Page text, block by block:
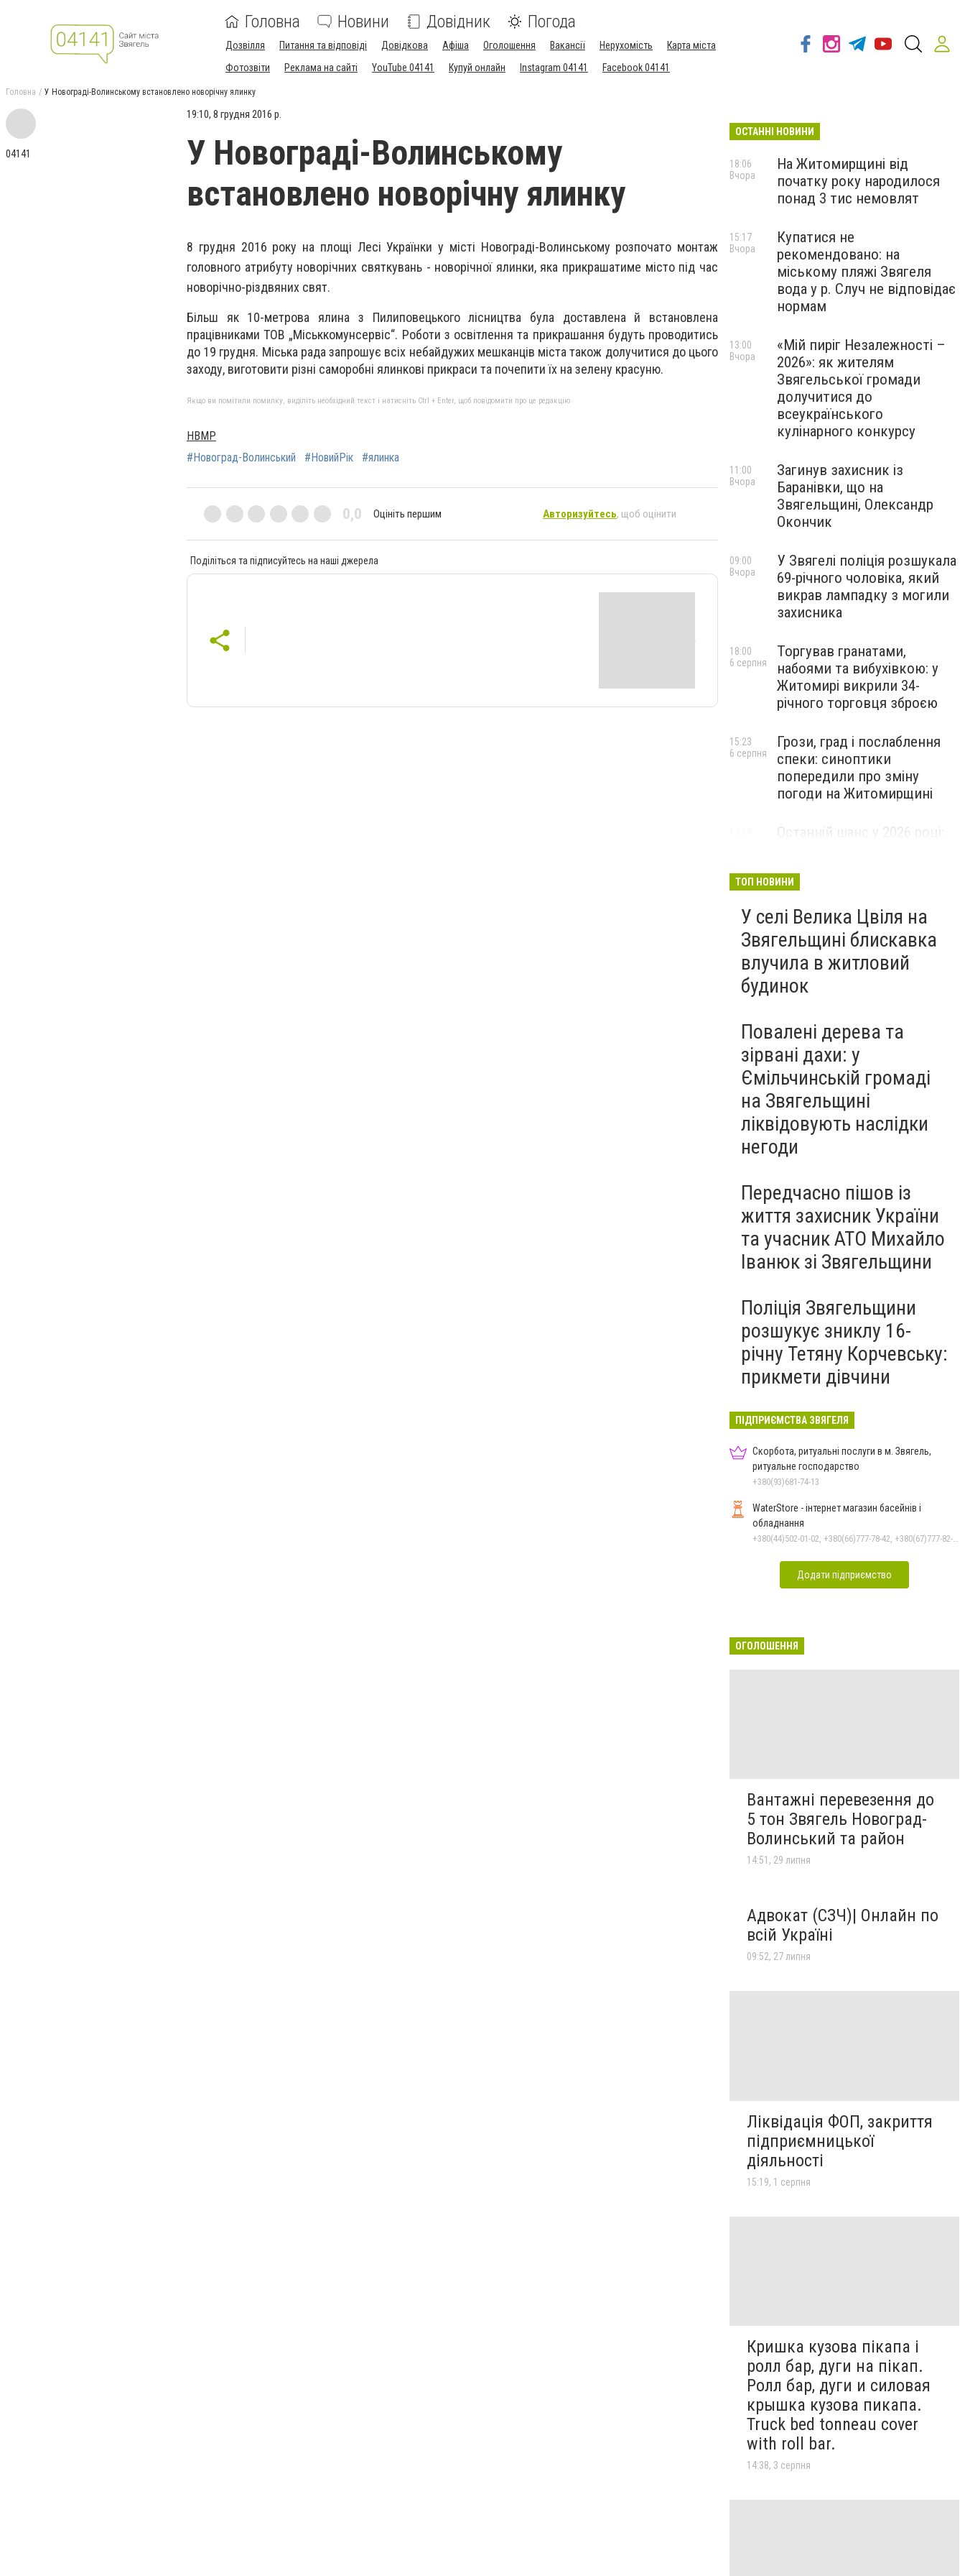
Головна Новини Довідник Погода
Дозвілля Питання та відповіді Довідкова Афіша Оголошення Вакансії Нерухомість
Карта міста
Фотозвіти
Реклама на сайті YouTube 04141 Купуй онлайн Instagram 04141 Facebook 04141
Головна У Новограді-Волинському встановлено новорічну ялинку
04141
19:10, 8 грудня 2016 р.
У Новограді-Волинському
встановлено новорічну ялинку
8 грудня 2016 року на площі Лесі Українки у місті Новограді-Волинському розпочато монтаж
головного атрибуту новорічних святкувань - новорічної ялинки, яка прикрашатиме місто під час
новорічно-різдвяних свят.
Більш як 10-метрова ялина з Пилиповецького лісництва була доставлена й встановлена
працівниками ТОВ „Міськкомунсервіс“. Роботи з освітлення та прикрашання будуть проводитись
до 19 грудня. Міська рада запрошує всіх небайдужих мешканців міста також долучитися до цього
заходу, виготовити різні саморобні ялинкові прикраси та почепити їх на зелену красуню.
Якщо ви помітили помилку, виділіть необхідний текст і натисніть Ctrl + Enter, щоб повідомити про це редакцію
НВМР
#Новоград-Волинський
#НовийРік #ялинка
0,0 Оцініть першим Авторизуйтесь, щоб оцінити
Поділіться та підписуйтесь на наші джерела
ОСТАННІ НОВИНИ
На Житомирщині від
початку року народилося
понад 3 тис немовлят
18:06
Вчора
Купатися не
рекомендовано: на
міському пляжі Звягеля
вода у р. Случ не відповідає
нормам
15:17
Вчора
«Мій пиріг Незалежності –
2026»: як жителям
Звягельської громади
долучитися до
всеукраїнського
кулінарного конкурсу
13:00
Вчора
Загинув захисник із
Баранівки, що на
Звягельщині, Олександр
Окончик
11:00
Вчора
У Звягелі поліція розшукала
69-річного чоловіка, який
викрав лампадку з могили
захисника
09:00
Вчора
Торгував гранатами,
набоями та вибухівкою: у
Житомирі викрили 34-
річного торговця зброєю
18:00
6 серпня
Грози, град і послаблення
спеки: синоптики
попередили про зміну
погоди на Житомирщині
15:23
6 серпня
Останній шанс у 2026 році:
майбутніх водійок автобусів
ТОП НОВИНИ
У селі Велика Цвіля на
Звягельщині блискавка
влучила в житловий
будинок
Повалені дерева та
зірвані дахи: у
Ємільчинській громаді
на Звягельщині
ліквідовують наслідки
негоди
Передчасно пішов із
життя захисник України
та учасник АТО Михайло
Іванюк зі Звягельщини
Поліція Звягельщини
розшукує зниклу 16-
річну Тетяну Корчевську:
прикмети дівчини
ПІДПРИЄМСТВА ЗВЯГЕЛЯ
Скорбота, ритуальні послуги в м. Звягель,
ритуальне господарство
+380(93)681-74-13
WaterStore - інтернет магазин басейнів і
обладнання
+380(44)502-01-02, +380(66)777-78-42, +380(67)777-82-19, +380(67)890-80-80, +380(73)890-80-80, +380(44)502-01-03
Додати підприємство
ОГОЛОШЕННЯ
Вантажні перевезення до
5 тон Звягель Новоград-
Волинський та район
14:51, 29 липня
Адвокат (СЗЧ)| Онлайн по
всій Україні
09:52, 27 липня
Ліквідація ФОП, закриття
підприємницької
діяльності
15:19, 1 серпня
Кришка кузова пікапа і
ролл бар, дуги на пікап.
Ролл бар, дуги и силовая
крышка кузова пикапа.
Truck bed tonneau cover
with roll bar.
14:38, 3 серпня